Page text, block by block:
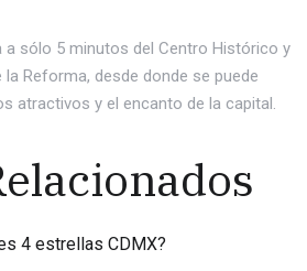
a sólo 5 minutos del Centro Histórico y
la Reforma, desde donde se puede
atractivos y el encanto de la capital.
4 estrellas CDMX?